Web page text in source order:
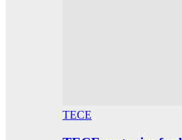
TECE